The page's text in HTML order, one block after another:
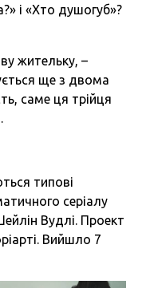
і «Хто душогуб»?
жительку, –
ще з двома
саме ця трійця
типові
серіалу
Вудлі. Проект
Вийшло 7